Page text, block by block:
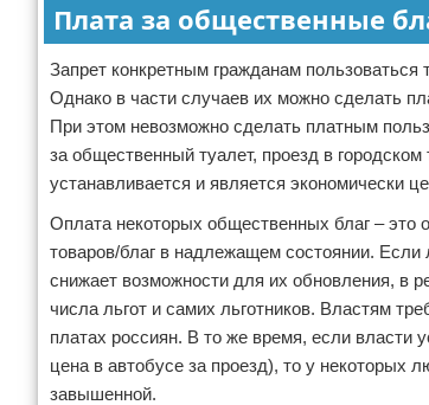
Плата за общественные
Запрет конкретным гражданам
Однако в части случаев их можно сделать
При этом невозможно сделать платным
за общественный туалет, проезд в
устанавливается и является экономически
Оплата некоторых общественных благ – это
товаров/благ в надлежащем состоянии. Если
снижает возможности для их обновления, в
числа льгот и самих льготников. Властям
платах россиян. В то же время, если власти
цена в автобусе за проезд), то у некоторых
завышенной.